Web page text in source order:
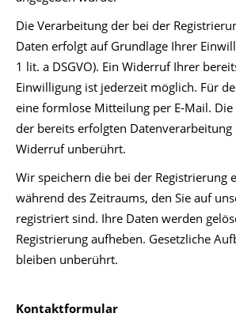
Die Verarbeitung der bei der
Daten erfolgt auf Grundlage Ihrer
1 lit. a DSGVO). Ein Widerruf Ihrer
Einwilligung ist jederzeit möglich. Für
eine formlose Mitteilung per E-Mail. Die
der bereits erfolgten
Widerruf unberührt.
Wir speichern die bei der Registrierung
während des Zeitraums, den Sie auf
registriert sind. Ihre Daten werden
Registrierung aufheben. Gesetzliche
bleiben unberührt.
Kontaktformular